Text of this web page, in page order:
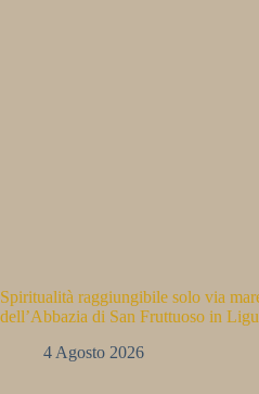
Spiritualità raggiungibile solo via
dell’Abbazia di San Fruttuoso in
4 Agosto 2026